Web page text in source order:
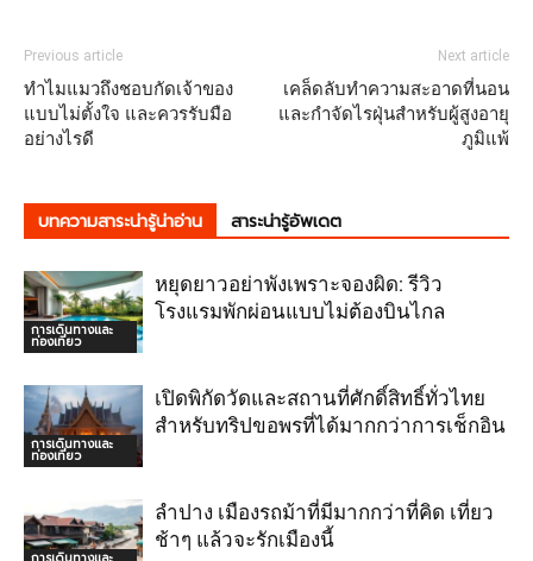
Previous article
ทำไมแมวถึงชอบกัดเจ้าของ
แบบไม่ตั้งใจ และควรรับมือ
อย่างไรดี
Next article
เคล็ดลับทำความสะอาดที่นอน
และกำจัดไรฝุ่นสำหรับผู้สูงอายุ
ภูมิแพ้
บทความสาระน่ารู้น่าอ่าน สาระน่ารู้อัพเดต
การเดินทางและ
ท่องเที่ยว
หยุดยาวอย่าพังเพราะจองผิด: รีวิว
โรงแรมพักผ่อนแบบไม่ต้องบินไกล
การเดินทางและ
ท่องเที่ยว
เปิดพิกัดวัดและสถานที่ศักดิ์สิทธิ์ทั่วไทย
สำหรับทริปขอพรที่ได้มากกว่าการเช็กอิน
ลำปาง เมืองรถม้าที่มีมากกว่าที่คิด เที่ยว
ช้าๆ แล้วจะรักเมืองนี้